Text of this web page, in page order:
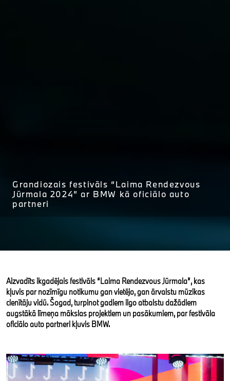
Grandiozais festivāls “Laima Rendezvous
Jūrmala 2024” ar BMW kā oficiālo auto
partneri
Aizvadīts ikgadējais festivāls “Laima Rendezvous Jūrmala”, kas
kļuvis par nozīmīgu notikumu gan vietējo, gan ārvalstu mūzikas
cienītāju vidū. Šogad, turpinot gadiem ilgo atbalstu dažādiem
augstākā līmeņa mākslas projektiem un pasākumiem, par festivāla
oficiālo auto partneri kļuvis BMW.